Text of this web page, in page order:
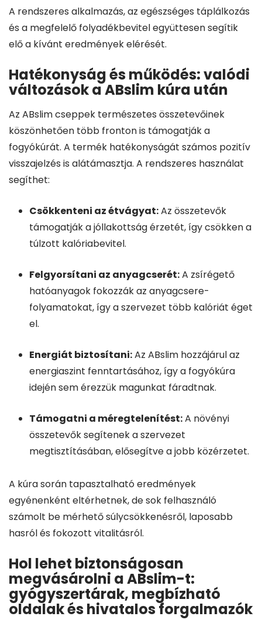
A rendszeres alkalmazás, az egészséges táplálkozás
és a megfelelő folyadékbevitel együttesen segítik
elő a kívánt eredmények elérését.
Hatékonyság és működés: valódi
változások a ABslim kúra után
Az ABslim cseppek természetes összetevőinek
köszönhetően több fronton is támogatják a
fogyókúrát. A termék hatékonyságát számos pozitív
visszajelzés is alátámasztja. A rendszeres használat
segíthet:
Csökkenteni az étvágyat:Az összetevők
támogatják a jóllakottság érzetét, így csökken a
túlzott kalóriabevitel.
Felgyorsítani az anyagcserét:A zsírégető
hatóanyagok fokozzák az anyagcsere-
folyamatokat, így a szervezet több kalóriát éget
el.
Energiát biztosítani:Az ABslim hozzájárul az
energiaszint fenntartásához, így a fogyókúra
idején sem érezzük magunkat fáradtnak.
Támogatni a méregtelenítést:A növényi
összetevők segítenek a szervezet
megtisztításában, elősegítve a jobb közérzetet.
A kúra során tapasztalható eredmények
egyénenként eltérhetnek, de sok felhasználó
számolt be mérhető súlycsökkenésről, laposabb
hasról és fokozott vitalitásról.
Hol lehet biztonságosan
megvásárolni a ABslim-t:
gyógyszertárak, megbízható
oldalak és hivatalos forgalmazók